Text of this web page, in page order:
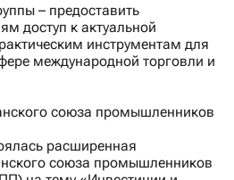
– предоставить
доступ к актуальной
инструментам для
международной торговли и
союза промышленников
расширенная
союза промышленников